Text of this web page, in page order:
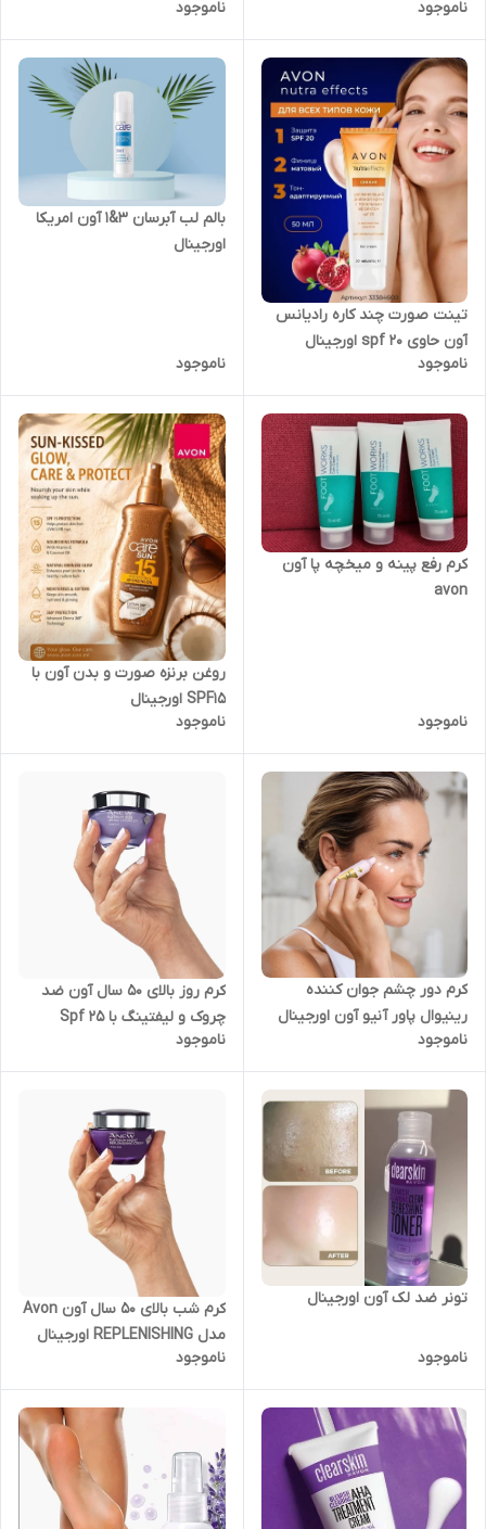
ناموجود ناموجود
تینت صورت چند کاره رادیانس
آون حاوی spf 20 اورجینال
ناموجود
بالم لب آبرسان 3&1 آون امریکا
اورجینال
ناموجود
کرم رفع پینه و میخچه پا آون
avon
ناموجود
روغن برنزه صورت و بدن آون با
SPF15 اورجینال
ناموجود
کرم دور چشم جوان کننده
رینیوال پاور آنیو آون اورجینال
ناموجود
کرم روز بالای 50 سال آون ضد
چروک و لیفتینگ با Spf 25
اورجینال
ناموجود
تونر ضد لک آون اورجینال
ناموجود
کرم شب بالای 50 سال آون Avon
مدل REPLENISHING اورجینال
ناموجود